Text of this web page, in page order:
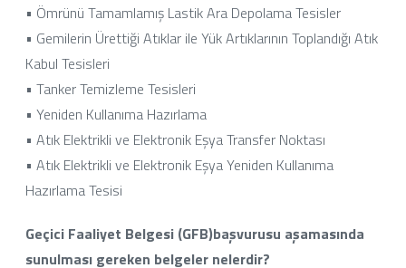
• Ömrünü Tamamlamış Lastik Ara Depolama Tesisler
• Gemilerin Ürettiği Atıklar ile Yük Artıklarının Toplandığı Atık
Kabul Tesisleri
• Tanker Temizleme Tesisleri
• Yeniden Kullanıma Hazırlama
• Atık Elektrikli ve Elektronik Eşya Transfer Noktası
• Atık Elektrikli ve Elektronik Eşya Yeniden Kullanıma
Hazırlama Tesisi
Geçici Faaliyet Belgesi (GFB)başvurusu aşamasında
sunulması gereken belgeler nelerdir?